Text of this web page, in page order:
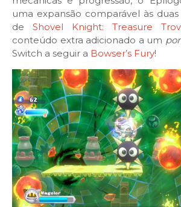
uma expansão comparável às
de Shovel Knight: Treasure
conteúdo extra adicionado a um
Switch a seguir a Bowser’s Fury!